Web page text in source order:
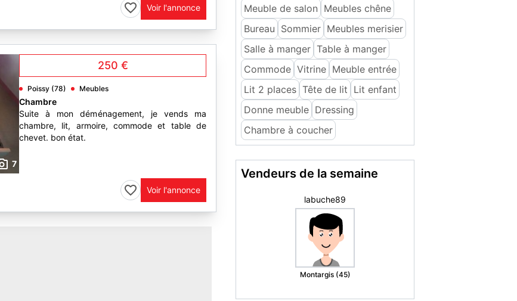
Voir l'annonce
7
250 €
Poissy (78) Meubles
Chambre
Suite à mon déménagement, je vends ma
chambre, lit, armoire, commode et table de
chevet. bon état.
Voir l'annonce
Meuble de salon Meubles chêne
Bureau Sommier Meubles merisier
Salle à manger Table à manger
Commode Vitrine Meuble entrée
Lit 2 places Tête de lit Lit enfant
Donne meuble Dressing
Chambre à coucher
Vendeurs de la semaine
Fred G.
Marseille (13)